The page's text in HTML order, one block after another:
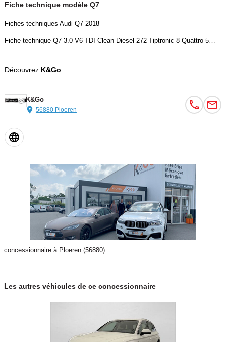
Fiche technique modèle Q7
Fiches techniques Audi Q7 2018
Fiche technique Q7 3.0 V6 TDI Clean Diesel 272 Tiptronic 8 Quattro 5pl S line
Découvrez K&Go
K&Go
56880 Ploeren
concessionnaire à Ploeren (56880)
Les autres véhicules de ce concessionnaire